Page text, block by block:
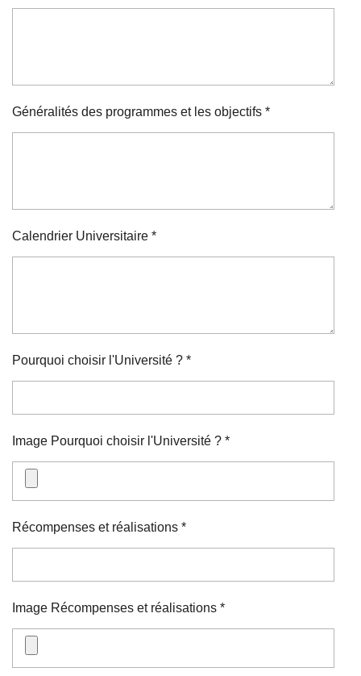
Généralités des programmes et les objectifs *
Calendrier Universitaire *
Pourquoi choisir l'Université ? *
Image Pourquoi choisir l'Université ? *
Récompenses et réalisations *
Image Récompenses et réalisations *